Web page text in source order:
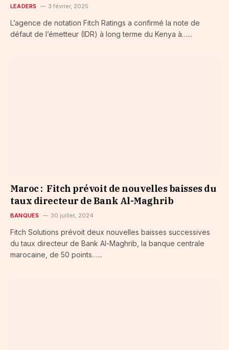
LEADERS 3 février, 2025
L’agence de notation Fitch Ratings a confirmé la note de
défaut de l’émetteur (IDR) à long terme du Kenya à…...
Maroc : Fitch prévoit de nouvelles baisses du
taux directeur de Bank Al-Maghrib
BANQUES 30 juillet, 2024
Fitch Solutions prévoit deux nouvelles baisses successives
du taux directeur de Bank Al-Maghrib, la banque centrale
marocaine, de 50 points…...